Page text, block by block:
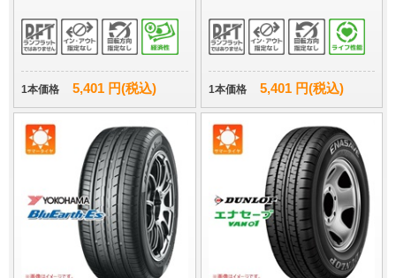
1本価格 5,401 円(税込) 1本価格 5,401 円(税込)